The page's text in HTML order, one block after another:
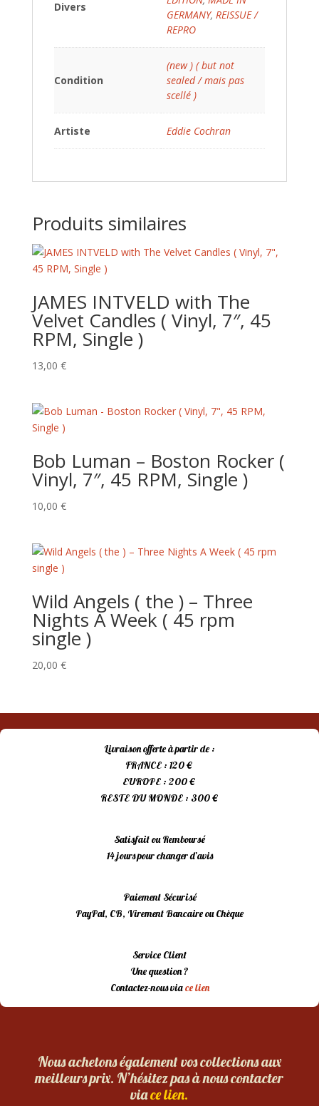
Divers
GERMANY, REISSUE /
REPRO
Condition
(new ) ( but not
sealed / mais pas
scellé )
Artiste Eddie Cochran
Produits similaires
JAMES INTVELD with The
Velvet Candles ( Vinyl, 7″, 45
RPM, Single )
13,00 €
Bob Luman – Boston Rocker (
Vinyl, 7″, 45 RPM, Single )
10,00 €
Wild Angels ( the ) – Three
Nights A Week ( 45 rpm
single )
20,00 €
Livraison offerte à partir de :
FRANCE : 120 €
EUROPE : 200 €
RESTE DU MONDE : 300 €
Satisfait ou Remboursé
14 jours pour changer d’avis
Paiement Sécurisé
PayPal, CB, Virement Bancaire ou Chèque
Service Client
Une question ?
Contactez-nous viace lien
Nous achetons également vos collections aux
meilleurs prix. N’hésitez pas à nous contacter
viace lien.